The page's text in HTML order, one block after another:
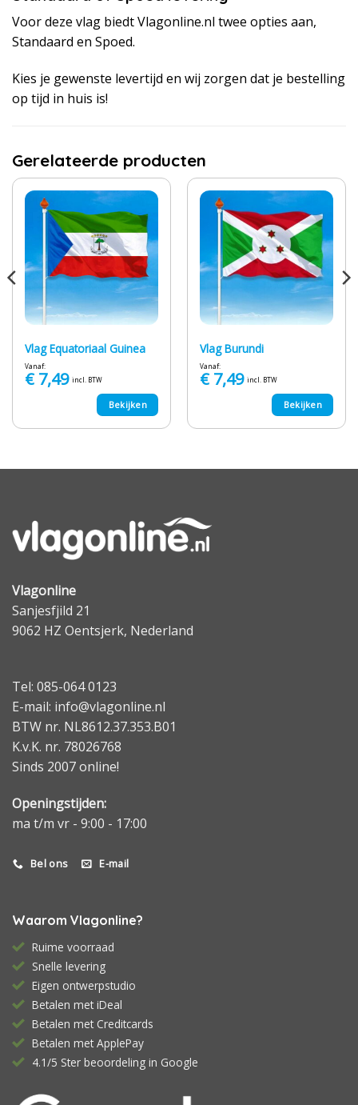
Voor deze vlag biedt Vlagonline.nl twee opties aan,
Standaard en Spoed.
Kies je gewenste levertijd en wij zorgen dat je bestelling
op tijd in huis is!
Gerelateerde producten
Vlag Equatoriaal Guinea
Vanaf:
€7,49 incl. BTW
Bekijken
Vlag Burundi
Vanaf:
€7,49 incl. BTW
Bekijken
Vlagonline
Sanjesfjild 21
9062 HZ Oentsjerk, Nederland
Tel: 085-064 0123
E-mail: info@vlagonline.nl
BTW nr. NL8612.37.353.B01
K.v.K. nr. 78026768
Sinds 2007 online!
Openingstijden:
ma t/m vr - 9:00 - 17:00
Bel ons E-mail
Waarom Vlagonline?
Ruime voorraad
Snelle levering
Eigen ontwerpstudio
Betalen met iDeal
Betalen met Creditcards
Betalen met ApplePay
4.1/5 Ster beoordeling in Google